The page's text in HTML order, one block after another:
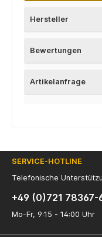
Hersteller
Bewertungen
Artikelanfrage
SERVICE-HOTLINE
Telefonische
+49 (0)721 78367-
Mo-Fr, 9:15 - 14:00 Uhr